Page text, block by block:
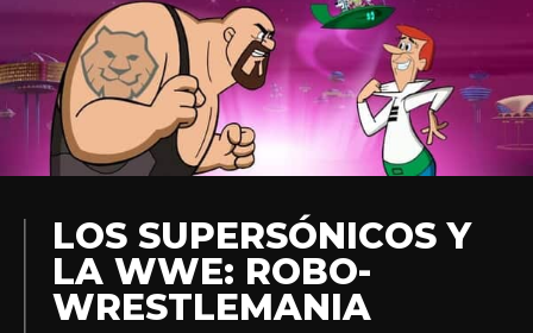
Juegos y Aplicaciones
Franquicias
Colecciones
Experiencias
LOS SUPERSÓNICOS Y
LA WWE: ROBO-
WRESTLEMANIA